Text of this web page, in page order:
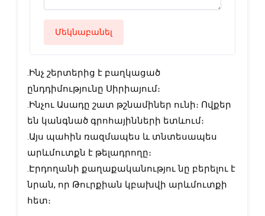
Մեկնաբանել
․Ինչ շերտերից է բաղկացած
ընդդիմությունը Սիրիայում։
․Ինչու Ասադը շատ թշնամիներ ունի։ Ովքեր
են կանգնած գրոհայինների ետևում։
․Այս պահին ռազմապես և տնտեսապես
արևմուտքն է թելադրողը։
․Էրդողանի քաղաքականությու նը բերելու է
նրան, որ Թուրքիան կբախվի արևմուտքի
հետ։